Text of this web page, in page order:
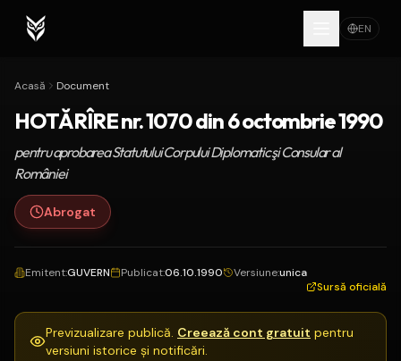
EN
Acasă Document
HOTĂRÎRE nr. 1070 din 6 octombrie 1990
pentru aprobarea Statutului Corpului Diplomatic şi Consular al
României
Abrogat
Emitent:GUVERN Publicat:06.10.1990 Versiune:unica
Sursă oficială
Previzualizare publică. Creează cont gratuit pentru
versiuni istorice și notificări.